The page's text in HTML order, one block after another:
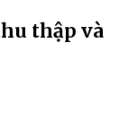
gì và áp dụng
thập và